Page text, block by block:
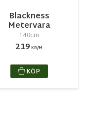
Blackness
Metervara
140cm
219 KR/M
KÖP